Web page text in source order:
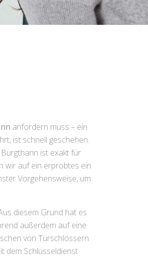
anfordern muss – ein
ist schnell geschehen.
ist exakt für
wir auf ein erprobtes ein
Vorgehensweise, um
diesem Grund hat es
außerdem auf eine
von Türschlössern
dem Schlüsseldienst